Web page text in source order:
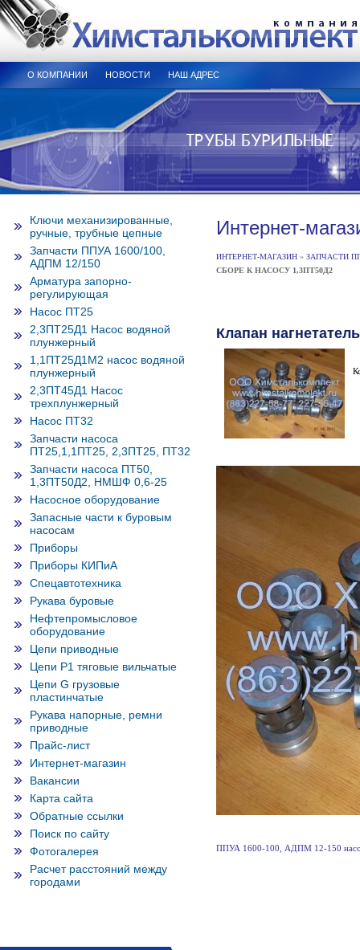
О КОМПАНИИ НОВОСТИ НАШ АДРЕС
Ключи механизированные,
ручные, трубные цепные
Запчасти ППУА 1600/100,
АДПМ 12/150
Арматура запорно-
регулирующая
Насос ПТ25
2,3ПТ25Д1 Насос водяной
плунжерный
1,1ПТ25Д1М2 насос водяной
плунжерный
2,3ПТ45Д1 Насос
трехплунжерный
Насос ПТ32
Запчасти насоса
ПТ25,1,1ПТ25, 2,3ПТ25, ПТ32
Запчасти насоса ПТ50,
1,3ПТ50Д2, НМШФ 0,6-25
Насосное оборудование
Запасные части к буровым
насосам
Приборы
Приборы КИПиА
Спецавтотехника
Рукава буровые
Нефтепромысловое
оборудование
Цепи приводные
Цепи Р1 тяговые вильчатые
Цепи G грузовые
пластинчатые
Рукава напорные, ремни
приводные
Прайс-лист
Интернет-магазин
Вакансии
Карта сайта
Обратные ссылки
Поиск по сайту
Фотогалерея
Расчет расстояний между
городами
Интернет-
ИНТЕРНЕТ-МАГАЗИН » ЗАПЧАСТИ
СБОРЕ К НАСОСУ 1,3ПТ50Д2
Клапан
ППУА 1600-100, АДПМ 12-150